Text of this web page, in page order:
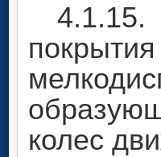
4.1.15.
колес